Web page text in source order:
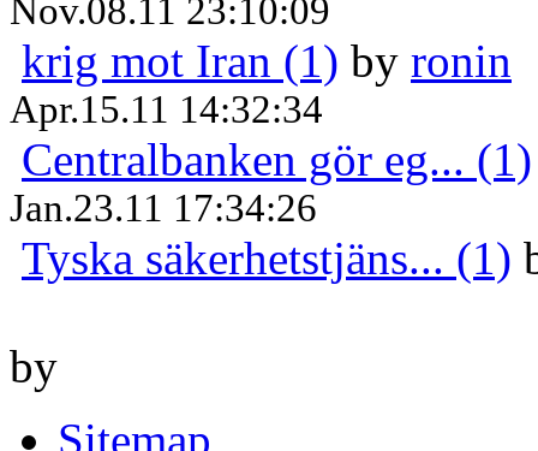
Nov.08.11 23:10:09
krig mot Iran (1) by ronin
Apr.15.11 14:32:34
Centralbanken gör eg... (1)
Jan.23.11 17:34:26
Tyska säkerhetstjäns... (1)
by
Sitemap